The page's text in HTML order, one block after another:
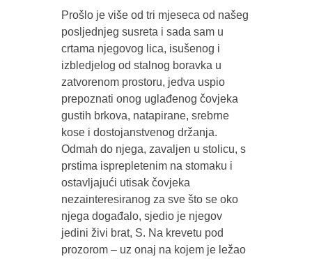
Prošlo je više od tri mjeseca od našeg
posljednjeg susreta i sada sam u
crtama njegovog lica, isušenog i
izbledjelog od stalnog boravka u
zatvorenom prostoru, jedva uspio
prepoznati onog uglađenog čovjeka
gustih brkova, natapirane, srebrne
kose i dostojanstvenog držanja.
Odmah do njega, zavaljen u stolicu, s
prstima isprepletenim na stomaku i
ostavljajući utisak čovjeka
nezainteresiranog za sve što se oko
njega događalo, sjedio je njegov
jedini živi brat, S. Na krevetu pod
prozorom – uz onaj na kojem je ležao